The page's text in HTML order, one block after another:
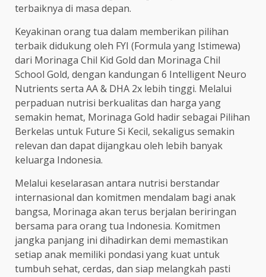
terbaiknya di masa depan.
Keyakinan orang tua dalam memberikan pilihan
terbaik didukung oleh FYI (Formula yang Istimewa)
dari Morinaga Chil Kid Gold dan Morinaga Chil
School Gold, dengan kandungan 6 Intelligent Neuro
Nutrients serta AA & DHA 2x lebih tinggi. Melalui
perpaduan nutrisi berkualitas dan harga yang
semakin hemat, Morinaga Gold hadir sebagai Pilihan
Berkelas untuk Future Si Kecil, sekaligus semakin
relevan dan dapat dijangkau oleh lebih banyak
keluarga Indonesia.
Melalui keselarasan antara nutrisi berstandar
internasional dan komitmen mendalam bagi anak
bangsa, Morinaga akan terus berjalan beriringan
bersama para orang tua Indonesia. Komitmen
jangka panjang ini dihadirkan demi memastikan
setiap anak memiliki pondasi yang kuat untuk
tumbuh sehat, cerdas, dan siap melangkah pasti